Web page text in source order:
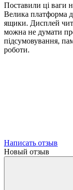
Поставили ці ваги
Велика платформа
ящики. Дисплей
можна не думати
підсумовування,
роботи.
Написать отзыв
Новый отзыв